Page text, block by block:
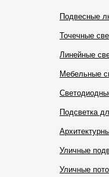
Подвесные
Точечные
Линейные
Мебельные
Подсветка
Уличные
Уличные